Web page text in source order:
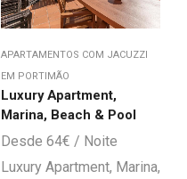
APARTAMENTOS COM JACUZZI
EM PORTIMÃO
Luxury Apartment,
Marina, Beach & Pool
64€
Luxury Apartment, Marina,